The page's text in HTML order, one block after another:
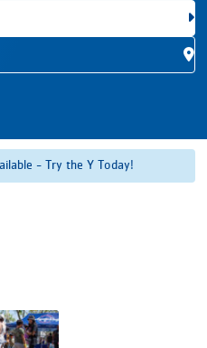
- Try the Y Today!